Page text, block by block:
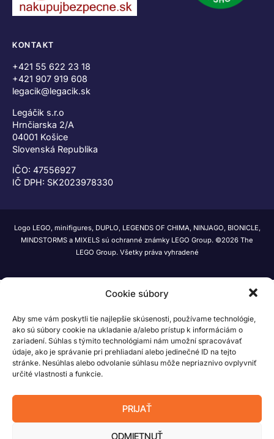
Cookie súbory
Aby sme vám poskytli tie najlepšie skúsenosti, používame technológie,
ako sú súbory cookie na ukladanie a/alebo prístup k informáciám o
zariadení. Súhlas s týmito technológiami nám umožní spracovávať
údaje, ako je správanie pri prehliadaní alebo jedinečné ID na tejto
stránke. Nesúhlas alebo odvolanie súhlasu môže nepriaznivo ovplyvniť
určité vlastnosti a funkcie.
PRIJAŤ
ODMIETNUŤ
KONTAKT
+421 55 622 23 18
+421 907 919 608
legacik@legacik.sk
Legáčik s.r.o
Hrnčiarska 2/A
04001 Košice
Slovenská Republika
IČO: 47556927
IČ DPH: SK2023978330
Logo LEGO, minifigures, DUPLO, LEGENDS OF CHIMA, NINJAGO, BIONICLE,
MINDSTORMS a MIXELS sú ochranné známky LEGO Group. ©2026 The
LEGO Group. Všetky práva vyhradené